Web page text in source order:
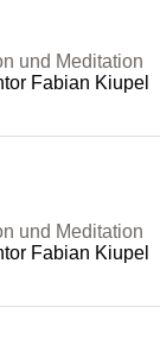
und Meditation
Fabian Kiupel
und Meditation
Fabian Kiupel